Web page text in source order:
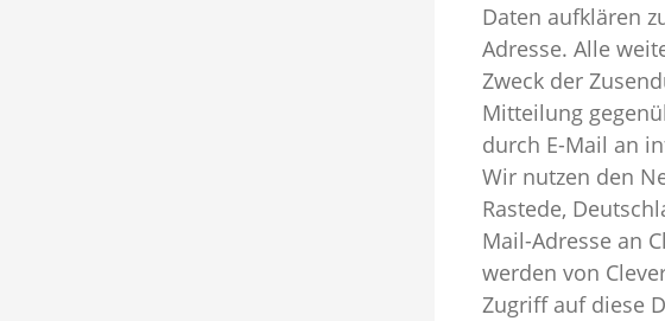
Daten aufklären
Adresse. Alle
Zweck der
Mitteilung
durch E-Mail an
Wir nutzen den
Rastede,
Mail-Adresse an
werden von
Zugriff auf diese